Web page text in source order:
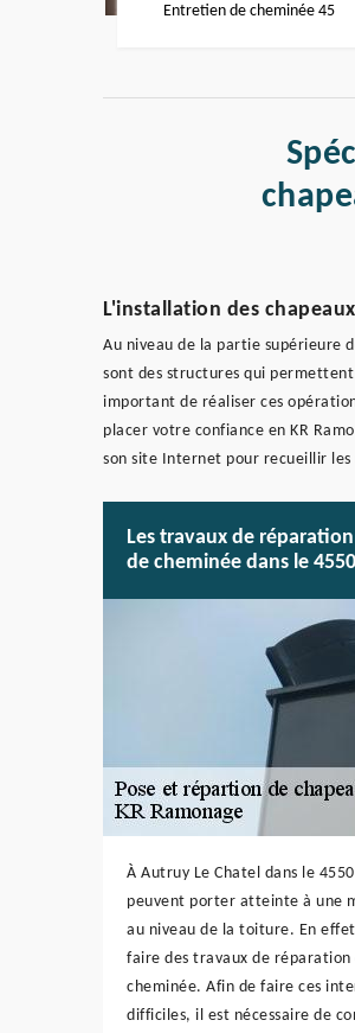
Entretien de cheminée 45
L'installation des
Au niveau de la partie supérieure
sont des structures qui
important de réaliser ces
placer votre confiance en KR
son site Internet pour recueillir
Les travaux de
de cheminée dans le
À Autruy Le Chatel dans le
peuvent porter atteinte à une
au niveau de la toiture. En
faire des travaux de réparation
cheminée. Afin de faire ces
difficiles, il est nécessaire de